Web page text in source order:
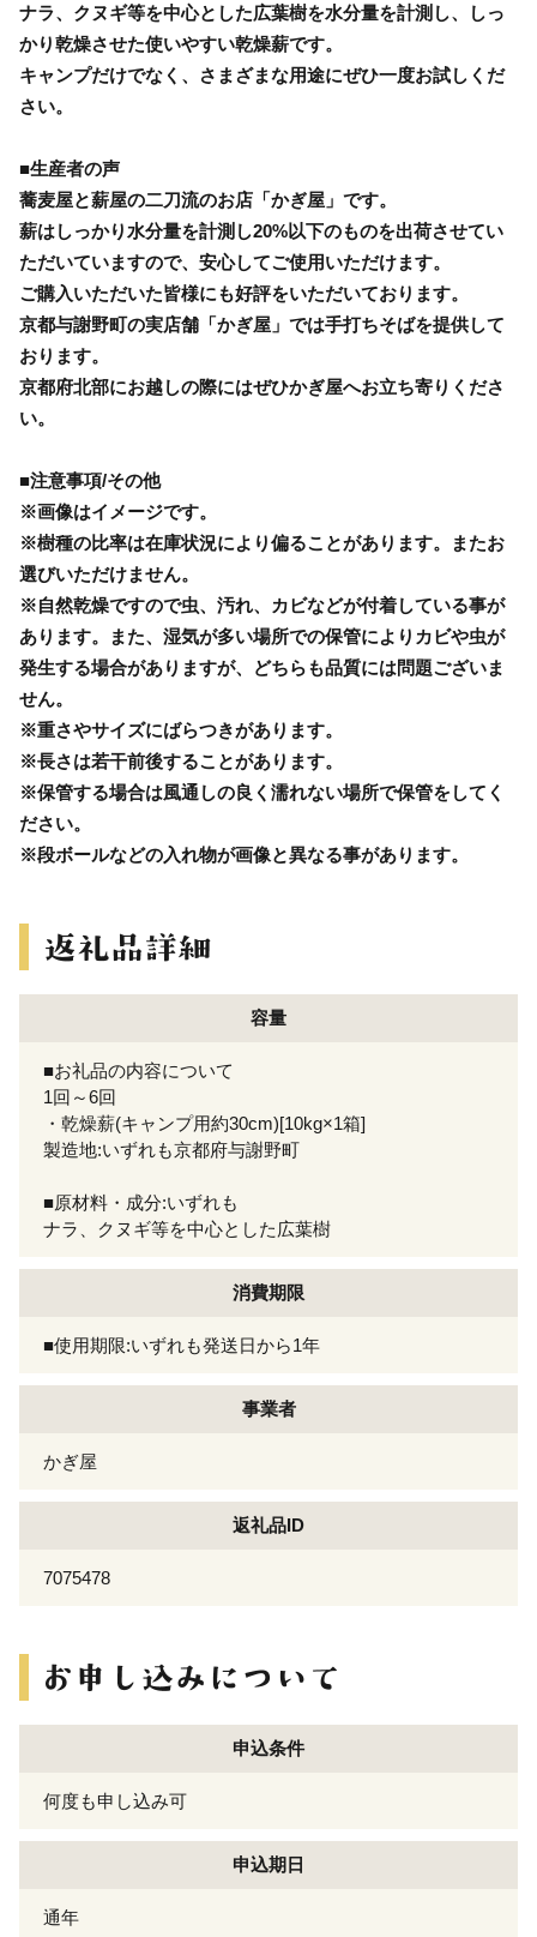
ナラ、クヌギ等を中心とした広葉樹を水分量を計測し、しっ
かり乾燥させた使いやすい乾燥薪です。
キャンプだけでなく、さまざまな用途にぜひ一度お試しくだ
さい。
■生産者の声
蕎麦屋と薪屋の二刀流のお店「かぎ屋」です。
薪はしっかり水分量を計測し20%以下のものを出荷させてい
ただいていますので、安心してご使用いただけます。
ご購入いただいた皆様にも好評をいただいております。
京都与謝野町の実店舗「かぎ屋」では手打ちそばを提供して
おります。
京都府北部にお越しの際にはぜひかぎ屋へお立ち寄りくださ
い。
■注意事項/その他
※画像はイメージです。
※樹種の比率は在庫状況により偏ることがあります。またお
選びいただけません。
※自然乾燥ですので虫、汚れ、カビなどが付着している事が
あります。また、湿気が多い場所での保管によりカビや虫が
発生する場合がありますが、どちらも品質には問題ございま
せん。
※重さやサイズにばらつきがあります。
※長さは若干前後することがあります。
※保管する場合は風通しの良く濡れない場所で保管をしてく
ださい。
※段ボールなどの入れ物が画像と異なる事があります。
容量
■お礼品の内容について
1回～6回
・乾燥薪(キャンプ用約30cm)[10kg×1箱]
製造地:いずれも京都府与謝野町
■原材料・成分:いずれも
ナラ、クヌギ等を中心とした広葉樹
消費期限
■使用期限:いずれも発送日から1年
事業者
かぎ屋
返礼品ID
7075478
申込条件
何度も申し込み可
申込期日
通年